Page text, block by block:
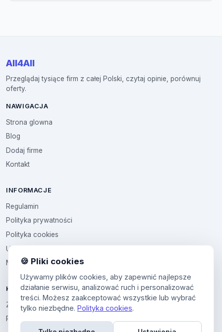
All4All
Przeglądaj tysiące firm z całej Polski, czytaj opinie, porównuj
oferty.
NAWIGACJA
Strona glowna
Blog
Dodaj firme
Kontakt
INFORMACJE
Regulamin
Polityka prywatności
Polityka cookies
Ustawienia cookies
Multikod
KONTO
Zaloguj sie
Panel uzytkownika
🍪 Pliki cookies
Używamy plików cookies, aby zapewnić najlepsze
działanie serwisu, analizować ruch i personalizować
treści. Możesz zaakceptować wszystkie lub wybrać
tylko niezbędne. Polityka cookies.